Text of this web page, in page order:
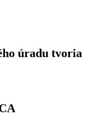
úradu tvoria